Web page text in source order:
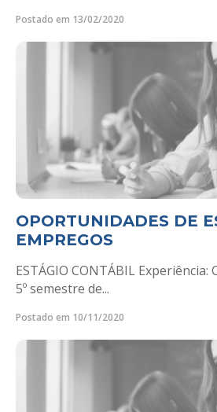
Postado em 13/02/2020
OPORTUNIDADES DE
EMPREGOS
ESTÁGIO CONTÁBIL
5º semestre de...
Postado em 10/11/2020